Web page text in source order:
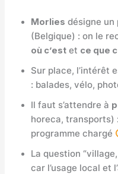
Morlies désigne
(Belgique) : on le
où c’estet ce que
Sur place, l’intérêt
: balades, vélo,
Il faut s’attendre à
horeca, transports)
programme chargé
La question
car l’usage local et